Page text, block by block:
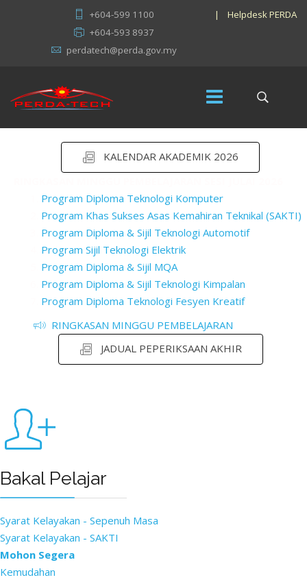
| Helpdesk PERDA
+604-599 1100
+604-593 8937
perdatech@perda.gov.my
KALENDAR AKADEMIK 2026
Program Diploma Teknologi Komputer
Program Khas Sukses Asas Kemahiran Teknikal (SAKTI)
Program Diploma & Sijil Teknologi Automotif
Program Sijil Teknologi Elektrik
Program Diploma & Sijil MQA
Program Diploma & Sijil Teknologi Kimpalan
Program Diploma Teknologi Fesyen Kreatif
RINGKASAN MINGGU PEMBELAJARAN
JADUAL PEPERIKSAAN AKHIR
Bakal Pelajar
Syarat Kelayakan - Sepenuh Masa
Syarat Kelayakan - SAKTI
Mohon Segera
Kemudahan